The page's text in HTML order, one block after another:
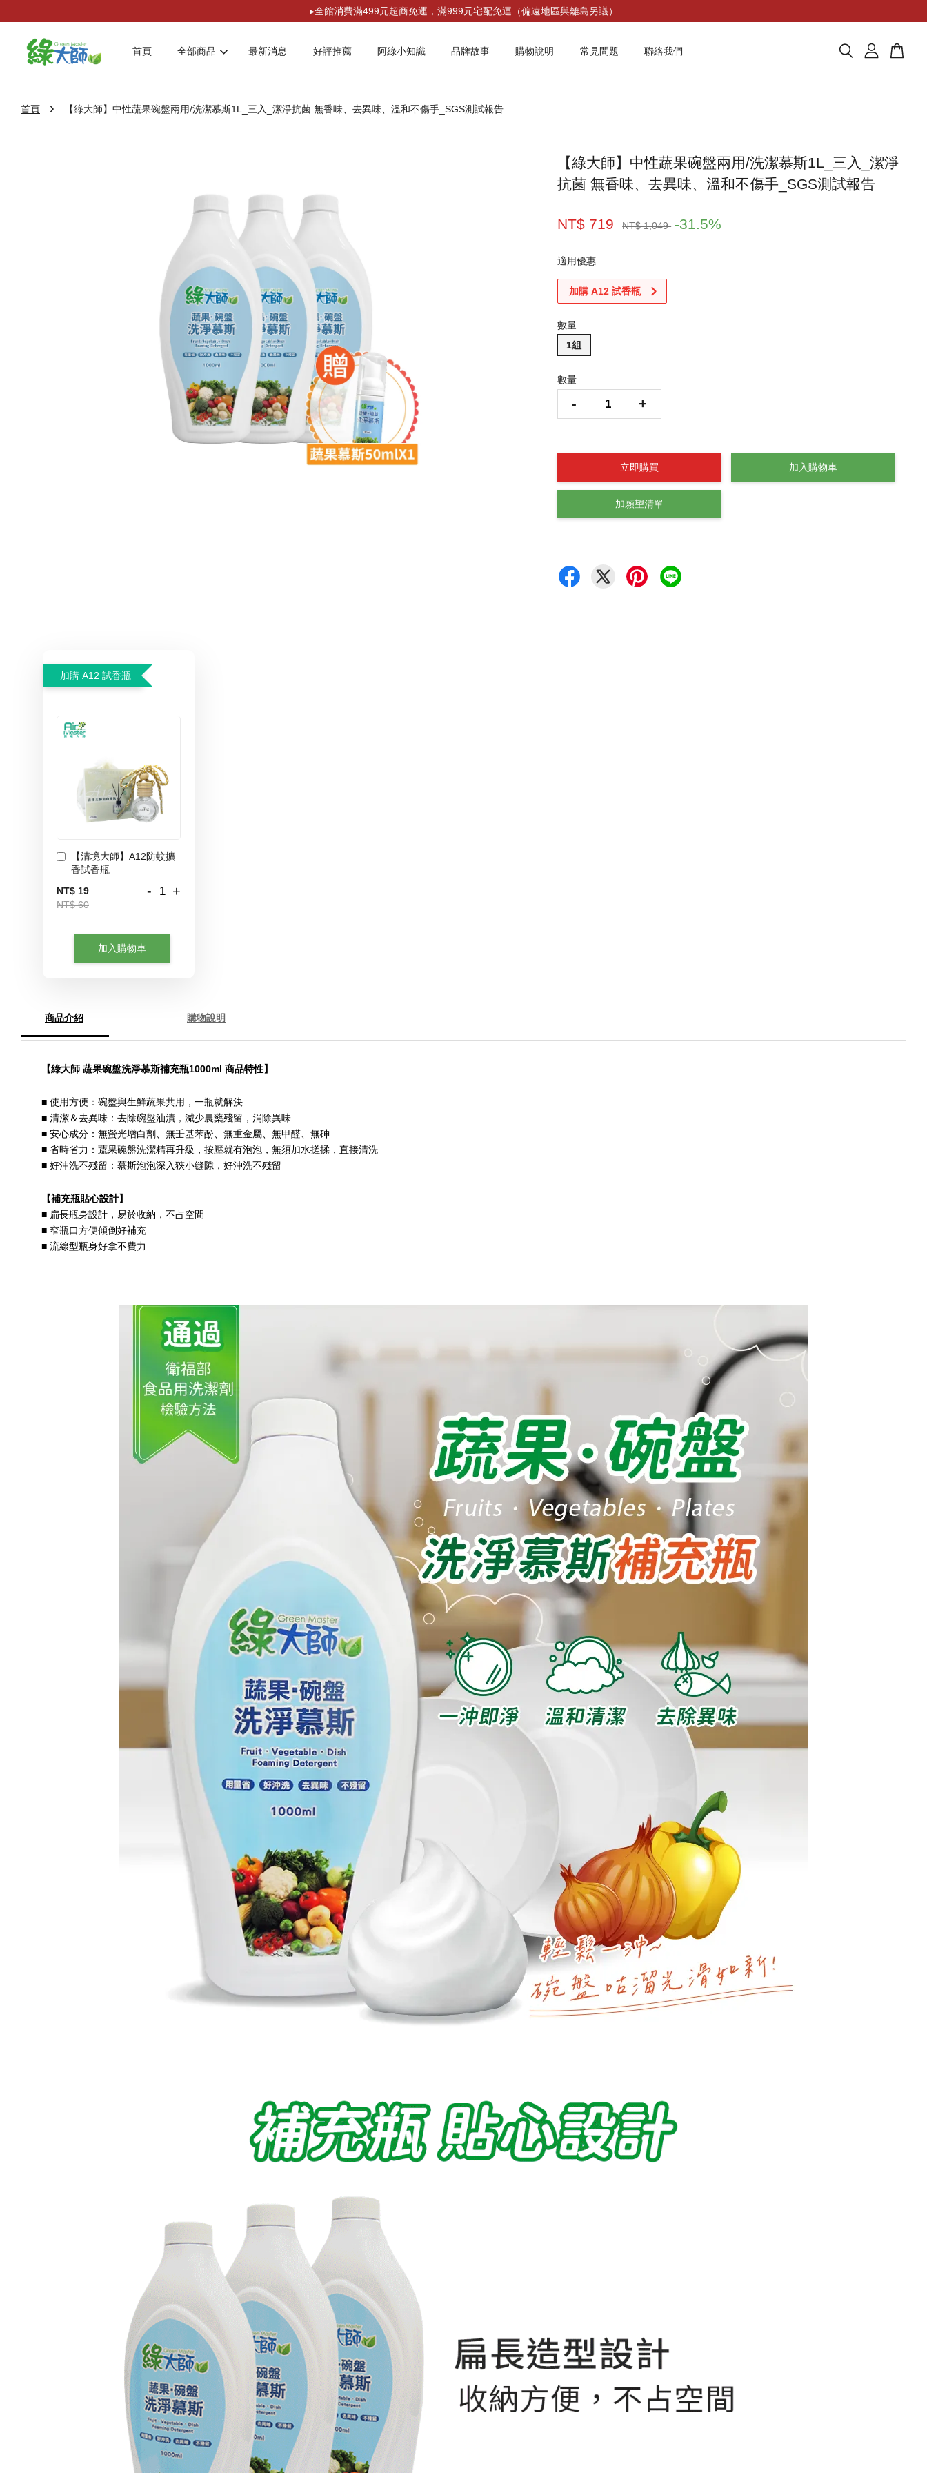
▸全館消費滿499元超商免運，滿999元宅配免運（偏遠地區與離島另議）
首頁 全部商品 最新消息 好評推薦 阿綠小知識 品牌故事 購物說明 常見問題 聯絡我們
首頁 › 【綠大師】中性蔬果碗盤兩用/洗潔慕斯1L_三入_潔淨抗菌 無香味、去異味、溫和不傷手_SGS測試報告
【綠大師】中性蔬果碗盤兩用/洗潔慕斯1L_三入_潔淨
抗菌 無香味、去異味、溫和不傷手_SGS測試報告
NT$ 719 NT$ 1,049 -31.5%
適用優惠
加購 A12 試香瓶
數量
1組
數量
- +
立即購買 加入購物車
加願望清單
加購 A12 試香瓶
【清境大師】A12防蚊擴
香試香瓶
NT$ 19
NT$ 60
- +
加入購物車
商品介紹 購物說明
【綠大師 蔬果碗盤洗淨慕斯補充瓶1000ml 商品特性】
■ 使用方便：碗盤與生鮮蔬果共用，一瓶就解決
■ 清潔＆去異味：去除碗盤油漬，減少農藥殘留，消除異味
■ 安心成分：無螢光增白劑、無壬基苯酚、無重金屬、無甲醛、無砷
■ 省時省力：蔬果碗盤洗潔精再升級，按壓就有泡泡，無須加水搓揉，直接清洗
■ 好沖洗不殘留：慕斯泡泡深入狹小縫隙，好沖洗不殘留
【補充瓶貼心設計】
■ 扁長瓶身設計，易於收納，不占空間
■ 窄瓶口方便傾倒好補充
■ 流線型瓶身好拿不費力